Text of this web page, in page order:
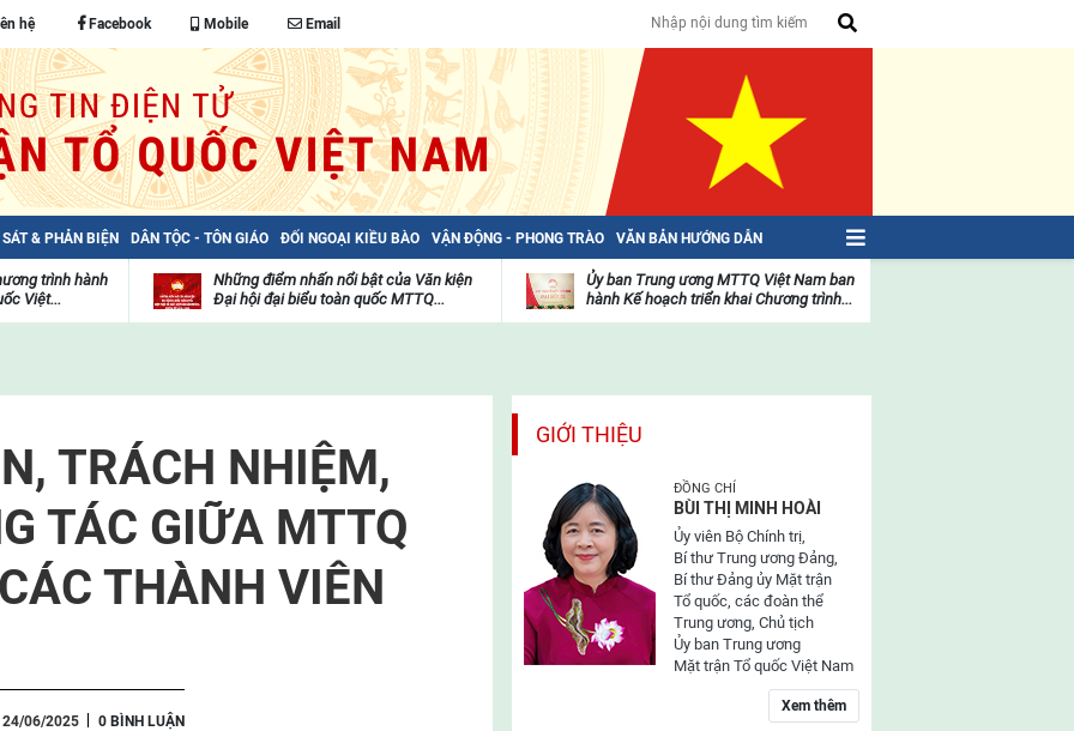
hệ Facebook Mobile Email
& PHẢN BIỆN DÂN TỘC - TÔN GIÁO ĐỐI NGOẠI KIỀU BÀO VẬN ĐỘNG - PHONG TRÀO VĂN BẢN HƯỚNG DẪN
trình hành
Việt...
Những điểm nhấn nổi bật của Văn kiện
Đại hội đại biểu toàn quốc MTTQ...
mặt
trận
Ủy ban Trung ương MTTQ Việt Nam ban
hành Kế hoạch triển khai Chương trình...
TRÁCH NHIỆM,
TÁC GIỮA MTTQ
THÀNH VIÊN
24/06/2025 0 BÌNH LUẬN
GIỚI THIỆU
ĐỒNG CHÍ
BÙI THỊ MINH HOÀI
Ủy viên Bộ Chính trị,
Bí thư Trung ương Đảng,
Bí thư Đảng ủy Mặt trận
Tổ quốc, các đoàn thể
Trung ương, Chủ tịch
Ủy ban Trung ương
Mặt trận Tổ quốc Việt Nam
Xem thêm